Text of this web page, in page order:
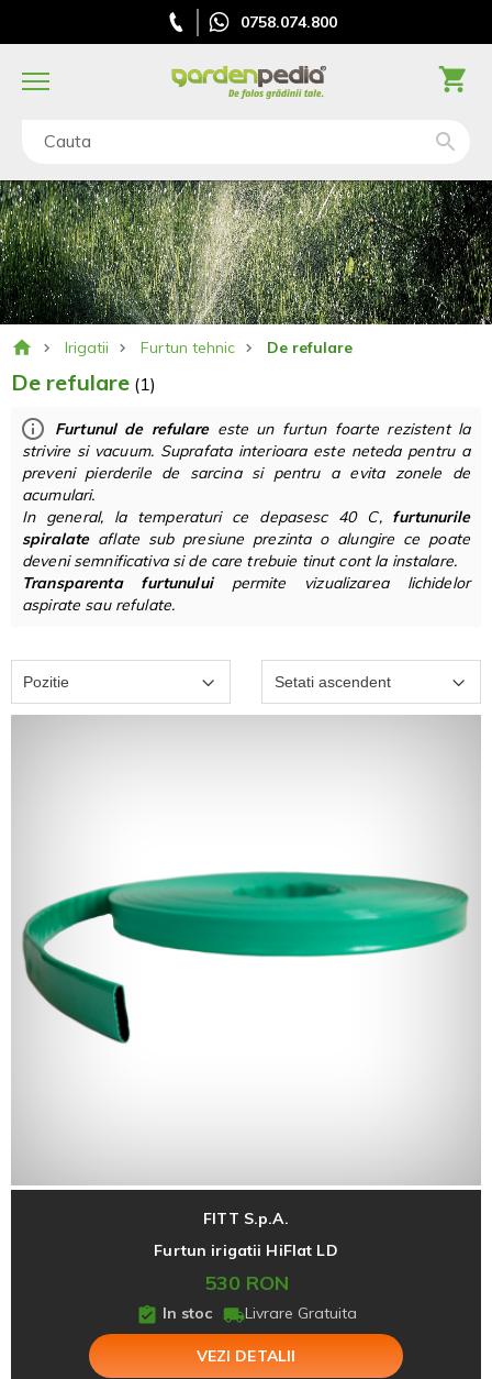
0758.074.800
Cauta
Irigatii Furtun tehnic De refulare
De refulare (1)
Furtunul de refulareeste un furtun foarte rezistent la
strivire si vacuum. Suprafata interioara este neteda pentru a
preveni pierderile de sarcina si pentru a evita zonele de
acumulari.
In general, la temperaturi ce depasesc 40 C, furtunurile
spiralateaflate sub presiune prezinta o alungire ce poate
deveni semnificativa si de care trebuie tinut cont la instalare.
Transparenta furtunuluipermite vizualizarea lichidelor
aspirate sau refulate.
FITT S.p.A.
Furtun irigatii HiFlat LD
530 RON
In stoc Livrare Gratuita
VEZI DETALII